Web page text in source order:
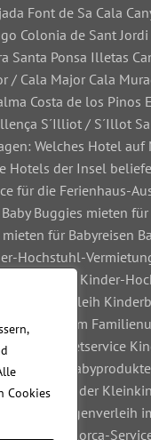
Cookies
Font de Sa Cala
Colonia de Sant
Ponsa Illetas
/ Cala Major Cala
Costa de los
S´Illiot / S´Illot
Welches Hotel
Hotels der Insel
für die Ferienhaus-
Buggies mieten
für Babyreisen
Hochstuhl-
Service Kinder-
Verleih
Verleih im
Mietservice
Baby oder
Mallorca-